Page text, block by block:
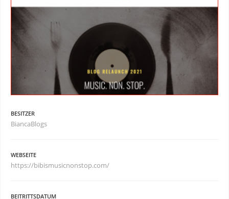
BESITZER
BiancaBlogs
WEBSEITE
https://bibismusicnonstop.com/
BEITRITTSDATUM